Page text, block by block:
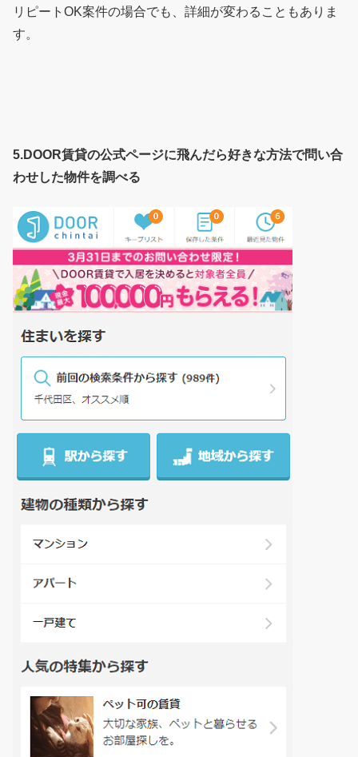
リピートOK案件の場合でも、詳細が変わることもありま
す。
5.DOOR賃貸の公式ページに飛んだら好きな方法で問い合
わせした物件を調べる